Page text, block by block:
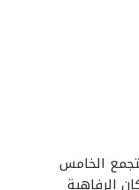
الخامس
الرفاهية